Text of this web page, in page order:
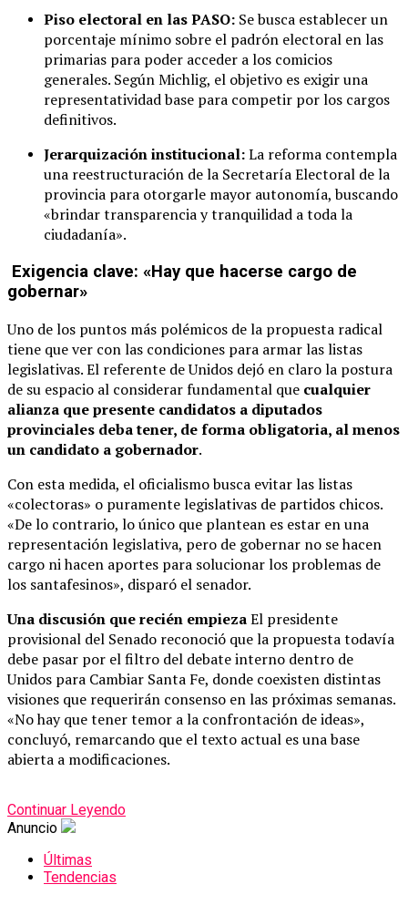
Piso electoral en las PASO: Se busca establecer un
porcentaje mínimo sobre el padrón electoral en las
primarias para poder acceder a los comicios
generales. Según Michlig, el objetivo es exigir una
representatividad base para competir por los cargos
definitivos.
Jerarquización institucional:La reforma contempla
una reestructuración de la Secretaría Electoral de la
provincia para otorgarle mayor autonomía, buscando
«brindar transparencia y tranquilidad a toda la
ciudadanía».
Exigencia clave: «Hay que hacerse cargo de
gobernar»
Uno de los puntos más polémicos de la propuesta radical
tiene que ver con las condiciones para armar las listas
legislativas. El referente de Unidos dejó en claro la postura
de su espacio al considerar fundamental que cualquier
alianza que presente candidatos a diputados
provinciales deba tener, de forma obligatoria, al menos
un candidato a gobernador.
Con esta medida, el oficialismo busca evitar las listas
«colectoras» o puramente legislativas de partidos chicos.
«De lo contrario, lo único que plantean es estar en una
representación legislativa, pero de gobernar no se hacen
cargo ni hacen aportes para solucionar los problemas de
los santafesinos», disparó el senador.
Una discusión que recién empiezaEl presidente
provisional del Senado reconoció que la propuesta todavía
debe pasar por el filtro del debate interno dentro de
Unidos para Cambiar Santa Fe, donde coexisten distintas
visiones que requerirán consenso en las próximas semanas.
«No hay que tener temor a la confrontación de ideas»,
concluyó, remarcando que el texto actual es una base
abierta a modificaciones.
Continuar Leyendo
Anuncio
Últimas
Tendencias